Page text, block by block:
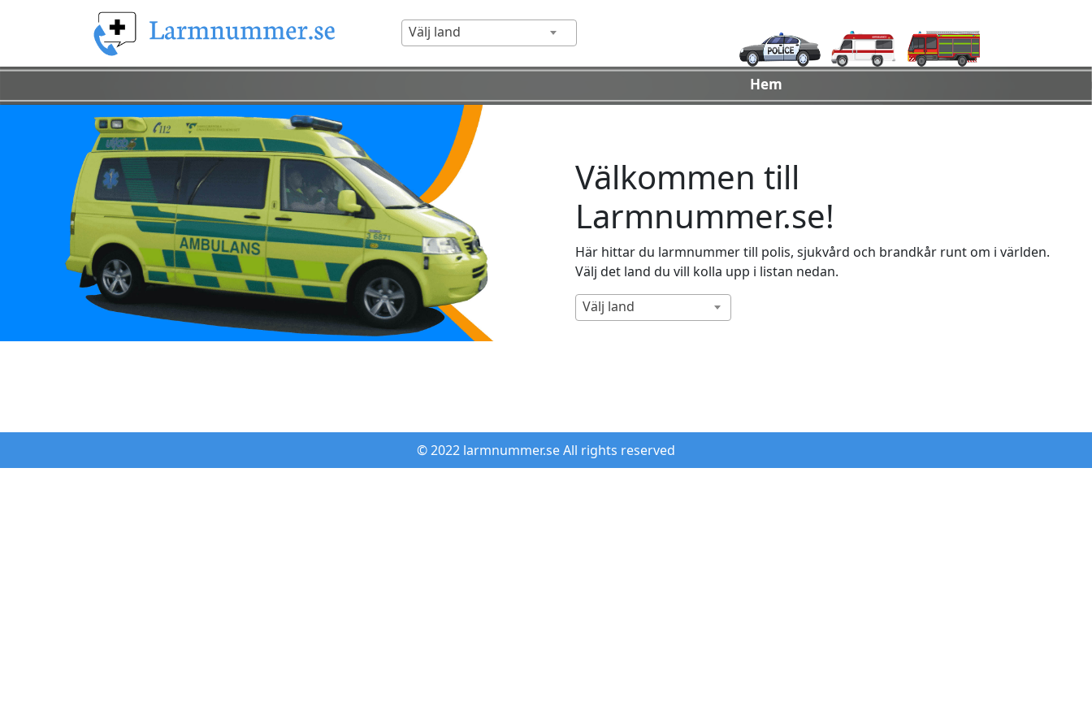
Välj land
Hem
Välkommen till
Larmnummer.se!
Här hittar du larmnummer till polis, sjukvård och brandkår runt om i världen.
Välj det land du vill kolla upp i listan nedan.
Välj land
© 2022 larmnummer.se All rights reserved